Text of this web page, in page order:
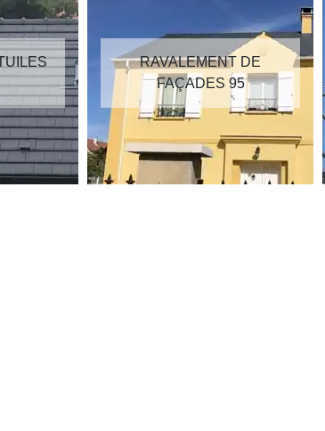
DE
95
RÉPARATION DE
TOITURE 95